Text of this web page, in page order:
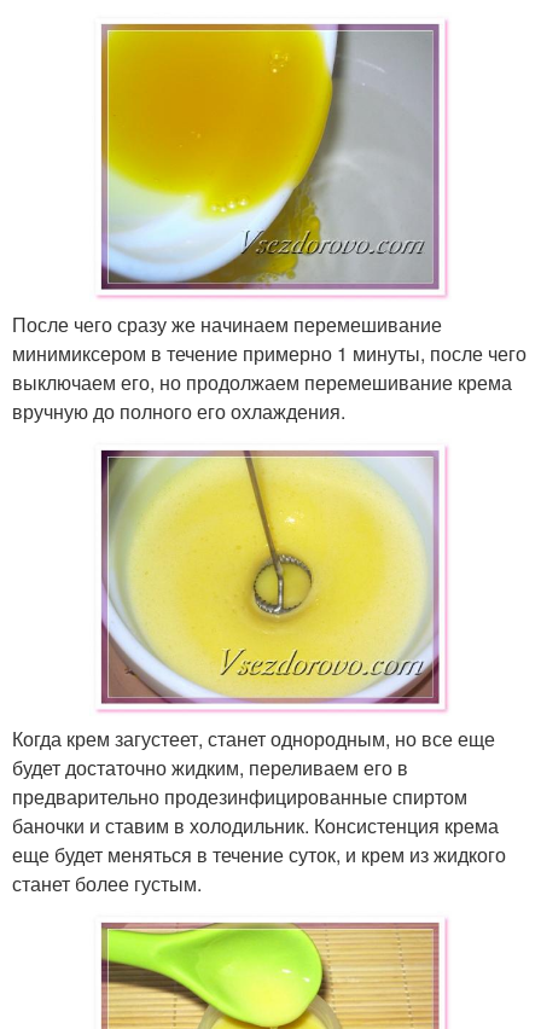
После чего сразу же начинаем перемешивание
минимиксером в течение примерно 1 минуты, после чего
выключаем его, но продолжаем перемешивание крема
вручную до полного его охлаждения.
Когда крем загустеет, станет однородным, но все еще
будет достаточно жидким, переливаем его в
предварительно продезинфицированные спиртом
баночки и ставим в холодильник. Консистенция крема
еще будет меняться в течение суток, и крем из жидкого
станет более густым.